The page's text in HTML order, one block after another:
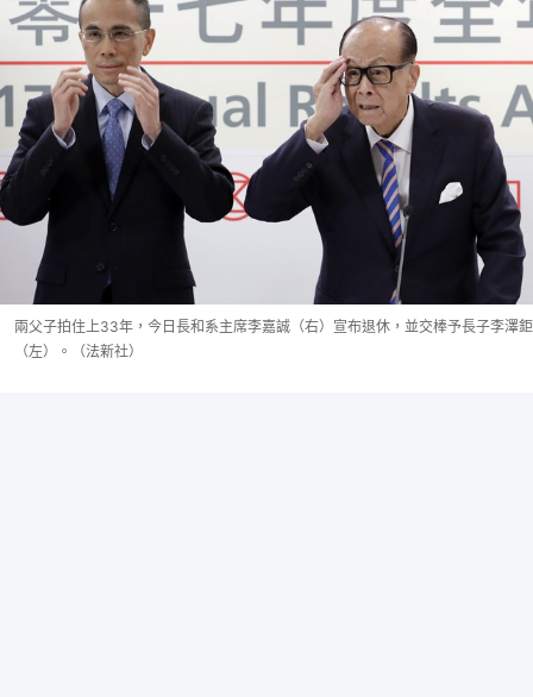
兩父子拍住上33年，今日長和系主席李嘉誠（右）宣布退休，並交棒予長子李澤鉅
（左）。（法新社）